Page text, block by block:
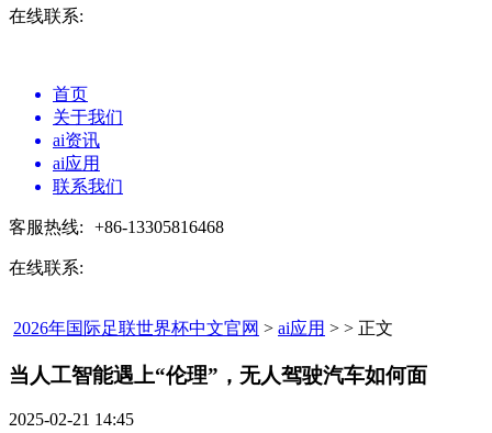
在线联系:
首页
关于我们
ai资讯
ai应用
联系我们
客服热线: +86-13305816468
在线联系:
2026年国际足联世界杯中文官网 > ai应用 > > 正文
当人工智能遇上“伦理”，无人驾驶汽车如何面​
2025-02-21 14:45